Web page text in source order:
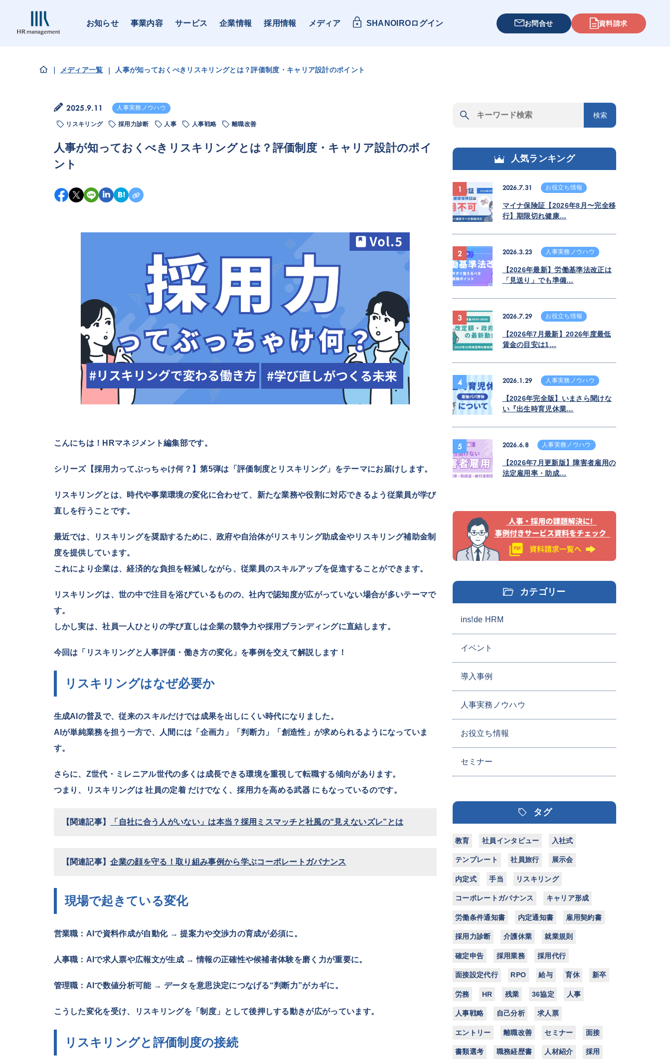
お問合せ 資料請求
お知らせ 事業内容 サービス 企業情報 採用情報 メディア SHANOIROログイン
メディア一覧 人事が知っておくべきリスキリングとは？評価制度・キャリア設計のポイント
2025.9.11 人事実務ノウハウ
リスキリング 採用力診断 人事 人事戦略 離職改善
人事が知っておくべきリスキリングとは？評価制度・キャリア設計のポイ
ント
こんにちは！HRマネジメント編集部です。
シリーズ【採用力ってぶっちゃけ何？】第5弾は「評価制度とリスキリング」をテーマにお届けします。
リスキリングとは、時代や事業環境の変化に合わせて、新たな業務や役割に対応できるよう従業員が学び
直しを行うことです。
最近では、リスキリングを奨励するために、政府や自治体がリスキリング助成金やリスキリング補助金制
度を提供しています。
これにより企業は、経済的な負担を軽減しながら、従業員のスキルアップを促進することができます。
リスキリングは、世の中で注目を浴びているものの、社内で認知度が広がっていない場合が多いテーマで
す。
しかし実は、社員一人ひとりの学び直しは企業の競争力や採用ブランディングに直結します。
今回は「リスキリングと人事評価・働き方の変化」を事例を交えて解説します！
リスキリングはなぜ必要か
生成AIの普及で、従来のスキルだけでは成果を出しにくい時代になりました。
AIが単純業務を担う一方で、人間には「企画力」「判断力」「創造性」が求められるようになっていま
す。
さらに、Z世代・ミレニアル世代の多くは成長できる環境を重視して転職する傾向があります。
つまり、リスキリングは社員の定着だけでなく、採用力を高める武器 にもなっているのです。
【関連記事】 「自社に合う人がいない」は本当？採用ミスマッチと社風の“見えないズレ”とは
【関連記事】企業の顔を守る！取り組み事例から学ぶコーポレートガバナンス
現場で起きている変化
営業職 ：AIで資料作成が自動化 → 提案力や交渉力の育成が必須に。
人事職 ：AIで求人票や広報文が生成 → 情報の正確性や候補者体験を磨く力が重要に。
管理職 ：AIで数値分析可能 → データを意思決定につなげる“判断力”がカギに。
こうした変化を受け、リスキリングを「制度」として後押しする動きが広がっています。
リスキリングと評価制度の接続
検索
人気ランキング
2026.7.31 お役立ち情報
マイナ保険証【2026年8月〜完全移
行】期限切れ健康…
1
2026.3.23 人事実務ノウハウ
【2026年最新】労働基準法改正は
「見送り」でも準備…
2
2026.7.29 お役立ち情報
【2026年7月最新】2026年度最低
賃金の目安は1…
3
2026.1.29 人事実務ノウハウ
【2026年完全版】いまさら聞けな
い『出生時育児休業…
4
2026.6.8 人事実務ノウハウ
【2026年7月更新版】障害者雇用の
法定雇用率・助成…
5
カテゴリー
ins!de HRM
イベント
導入事例
人事実務ノウハウ
お役立ち情報
セミナー
タグ
教育 社員インタビュー 入社式
テンプレート 社員旅行 展示会
内定式 手当 リスキリング
コーポレートガバナンス キャリア形成
労働条件通知書 内定通知書 雇用契約書
採用力診断 介護休業 就業規則
確定申告 採用業務 採用代行
面接設定代行 RPO 給与 育休 新卒
労務 HR 残業 36協定 人事
人事戦略 自己分析 求人票
エントリー 離職改善 セミナー 面接
書類選考 職務経歴書 人材紹介 採用